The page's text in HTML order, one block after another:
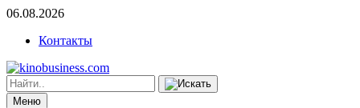
06.08.2026
Контакты
Меню